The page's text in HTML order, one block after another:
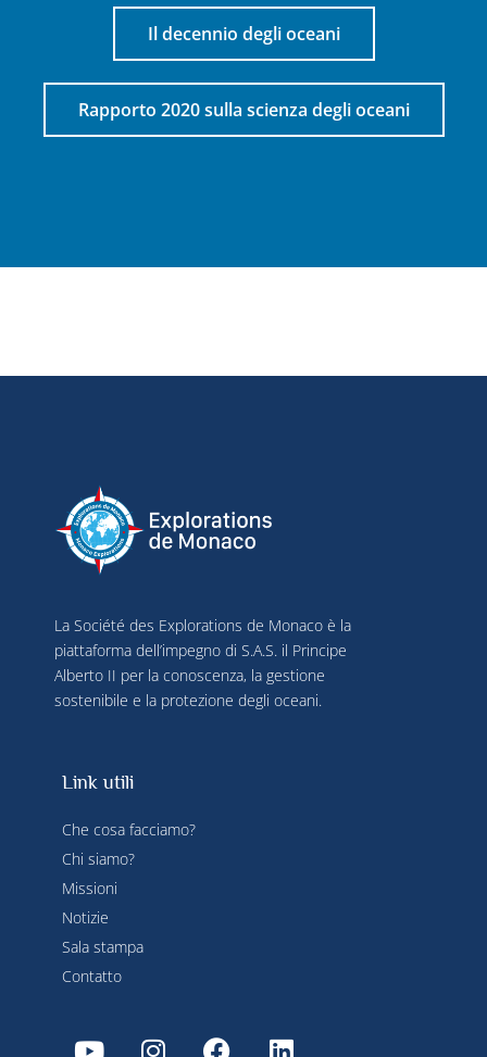
Il decennio degli oceani
Rapporto 2020 sulla scienza degli oceani
La Société des Explorations de Monaco è la
piattaforma dell’impegno di S.A.S. il Principe
Alberto II per la conoscenza, la gestione
sostenibile e la protezione degli oceani.
Link utili
Che cosa facciamo?
Chi siamo?
Missioni
Notizie
Sala stampa
Contatto